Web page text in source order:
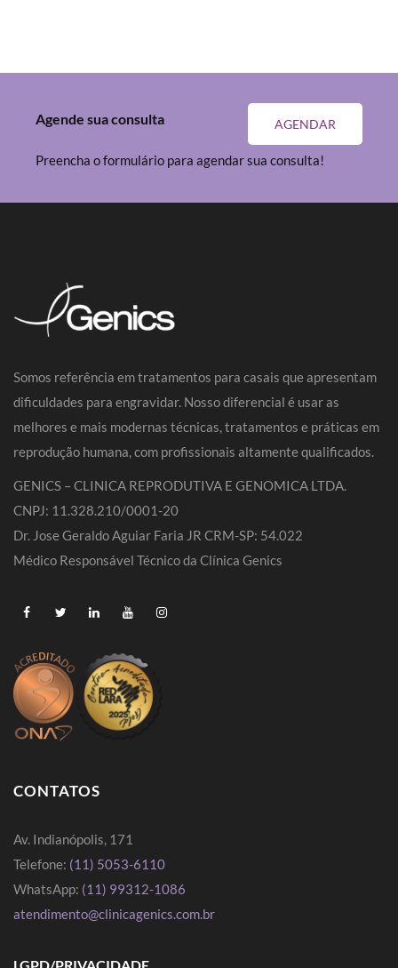
AGENDAR
Agende sua consulta
Preencha o formulário para agendar sua consulta!
Somos referência em tratamentos para casais que apresentam
dificuldades para engravidar. Nosso diferencial é usar as
melhores e mais modernas técnicas, tratamentos e práticas em
reprodução humana, com profissionais altamente qualificados.
GENICS – CLINICA REPRODUTIVA E GENOMICA LTDA.
CNPJ: 11.328.210/0001-20
Dr. Jose Geraldo Aguiar Faria JR CRM-SP: 54.022
Médico Responsável Técnico da Clínica Genics
CONTATOS
Av. Indianópolis, 171
Telefone: (11) 5053-6110
WhatsApp: (11) 99312-1086
atendimento@clinicagenics.com.br